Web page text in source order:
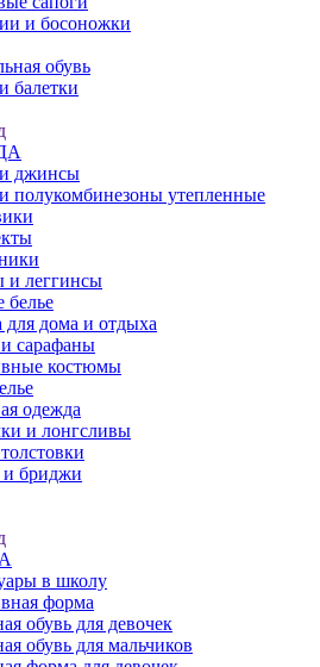
и босоножки
обувь
балетки
джинсы
полукомбинезоны утепленные
и леггинсы
дома и отдыха
сарафаны
костюмы
одежда
и лонгсливы
бриджи
в школу
форма
обувь для девочек
обувь для мальчиков